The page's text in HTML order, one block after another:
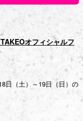
オフィシャルフ
日（土）～19日（日）の